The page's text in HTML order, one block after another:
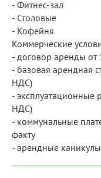
- Фитнес-зал
- Столовые
- Кофейня
Коммерческие
- договор аренды от
- базовая арендная
НДС)
- эксплуатационные
НДС)
- коммунальные
факту
- арендные